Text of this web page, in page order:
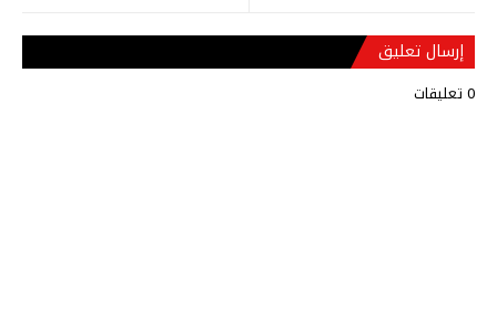
إرسال تعليق
0 تعليقات